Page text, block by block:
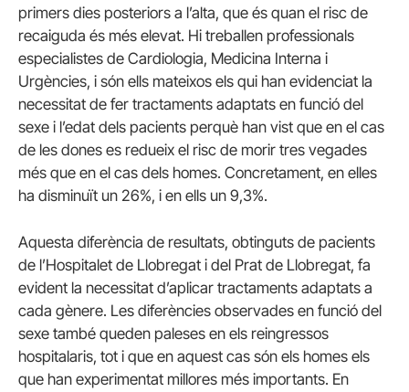
primers dies posteriors a l’alta, que és quan el risc de
recaiguda és més elevat. Hi treballen professionals
especialistes de Cardiologia, Medicina Interna i
Urgències, i són ells mateixos els qui han evidenciat la
necessitat de fer tractaments adaptats en funció del
sexe i l’edat dels pacients perquè han vist que en el cas
de les dones es redueix el risc de morir tres vegades
més que en el cas dels homes. Concretament, en elles
ha disminuït un 26%, i en ells un 9,3%.
Aquesta diferència de resultats, obtinguts de pacients
de l’Hospitalet de Llobregat i del Prat de Llobregat, fa
evident la necessitat d’aplicar tractaments adaptats a
cada gènere. Les diferències observades en funció del
sexe també queden paleses en els reingressos
hospitalaris, tot i que en aquest cas són els homes els
que han experimentat millores més importants. En